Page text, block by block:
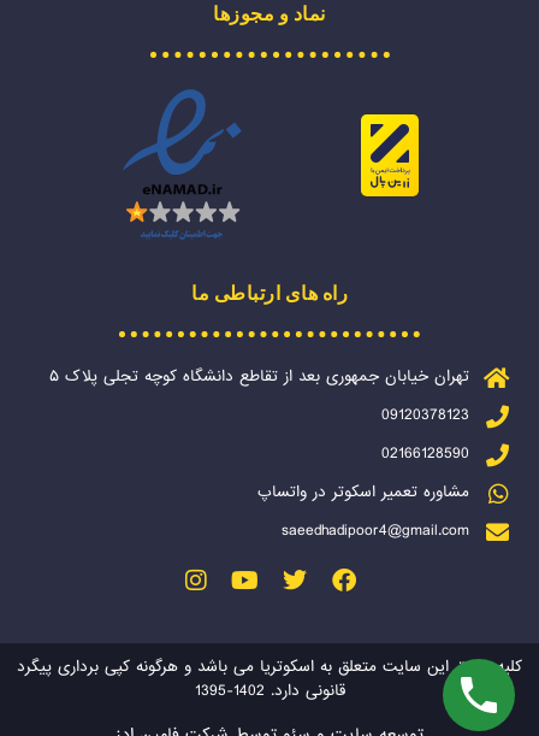
نماد و مجوزها
راه های ارتباطی ما
تهران خیابان جمهوری بعد از تقاطع دانشگاه کوچه تجلی پلاک ۵
09120378123
02166128590
مشاوره تعمیر اسکوتر در واتساپ
saeedhadipoor4@gmail.com
کلیه حقوق این سایت متعلق به اسکوتریا می باشد و هرگونه کپی برداری پیگرد
قانونی دارد. 1402-1395